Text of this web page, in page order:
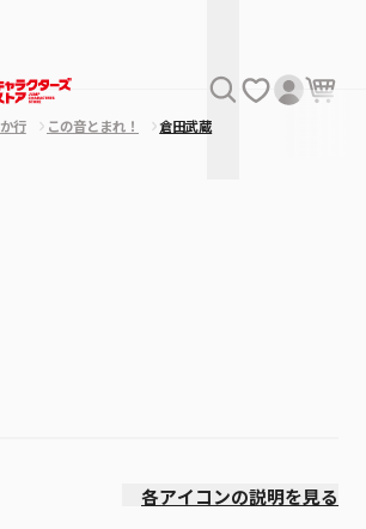
か行 この音とまれ！ 倉田武蔵
各アイコンの説明を見る